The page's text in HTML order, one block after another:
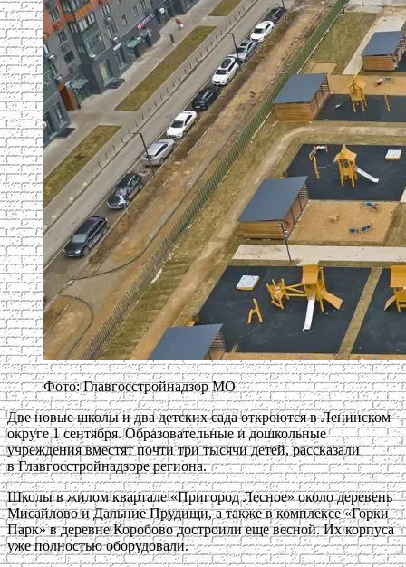
Фото: Главгосстройнадзор МО
Две новые школы и два детских сада откроются в Ленинском
округе 1 сентября. Образовательные и дошкольные
учреждения вместят почти три тысячи детей, рассказали
в Главгосстройнадзоре региона.
Школы в жилом квартале «Пригород Лесное» около деревень
Мисайлово и Дальние Прудищи, а также в комплексе «Горки
Парк» в деревне Коробово достроили еще весной. Их корпуса
уже полностью оборудовали.